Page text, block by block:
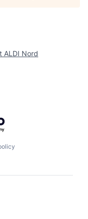
ALDI Nord